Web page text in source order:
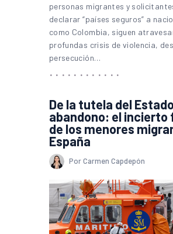
personas migrantes y
declarar “países seguros” a
como Colombia, siguen
profundas crisis de violencia,
persecución…
De la tutela del
abandono: el incierto
de los menores
España
Por Carmen Capdepón